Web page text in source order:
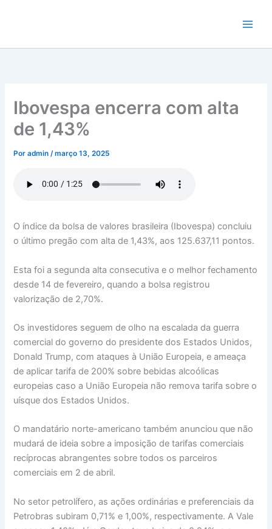
conteúdo
Ibovespa encerra com alta
de 1,43%
Poradmin/março 13, 2025
O índice da bolsa de valores brasileira (Ibovespa) concluiu
o último pregão com alta de 1,43%, aos 125.637,11 pontos.
Esta foi a segunda alta consecutiva e o melhor fechamento
desde 14 de fevereiro, quando a bolsa registrou
valorização de 2,70%.
Os investidores seguem de olho na escalada da guerra
comercial do governo do presidente dos Estados Unidos,
Donald Trump, com ataques à União Europeia, e ameaça
de aplicar tarifa de 200% sobre bebidas alcoólicas
europeias caso a União Europeia não remova tarifa sobre o
uísque dos Estados Unidos.
O mandatário norte-americano também anunciou que não
mudará de ideia sobre a imposição de tarifas comerciais
recíprocas abrangentes sobre todos os parceiros
comerciais em 2 de abril.
No setor petrolífero, as ações ordinárias e preferenciais da
Petrobras subiram 0,71% e 1,00%, respectivamente. A Vale